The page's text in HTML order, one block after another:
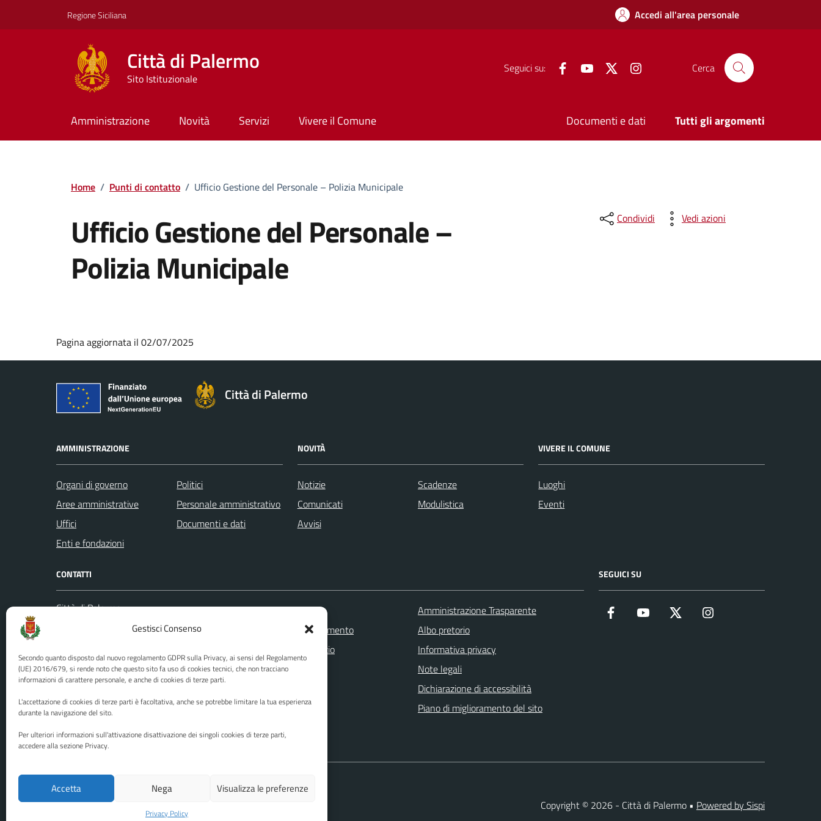
Gestisci Consenso
Secondo quanto disposto dal nuovo regolamento GDPR sulla Privacy, ai sensi del Regolamento
(UE) 2016/679, si rende noto che questo sito fa uso di cookies tecnici, che non tracciano
informazioni di carattere personale, e anche di cookies di terze parti.
L'accettazione di cookies di terze parti è facoltativa, anche se potrebbe limitare la tua esperienza
durante la navigazione del sito.
Per ulteriori informazioni sull'attivazione disattivazione dei singoli cookies di terze parti,
accedere alla sezione Privacy.
Accetta Nega Visualizza le preferenze
Privacy Policy
Regione Siciliana Accedi all'area personale
Città di Palermo
Sito Istituzionale
Seguici su: FacebookYouTube Twitter Cerca
Amministrazione Novità Servizi Vivere il Comune Documenti e dati Tutti gli argomenti
Home / Punti di contatto / Ufficio Gestione del Personale – Polizia Municipale
Ufficio Gestione del Personale –
Polizia Municipale
Condividi Vedi azioni
Pagina aggiornata il 02/07/2025
Città di Palermo
AMMINISTRAZIONE
Organi di governo
Aree amministrative
Uffici
Enti e fondazioni
Politici
Personale amministrativo
Documenti e dati
NOVITÀ
Notizie
Comunicati
Avvisi
Scadenze
Modulistica
VIVERE IL COMUNE
Luoghi
Eventi
CONTATTI
Città di Palermo
Codice fiscale / P. IVA:80016350821
U.O. Ufficio Relazioni con il Pubblico
(URP)
Numero verde: 0917401111
PEC:protocollo@cert.comune.palermo.it
Leggi le FAQ
Prenotazione appuntamento
Segnalazione disservizio
Richiesta assistenza
Amministrazione Trasparente
Albo pretorio
Informativa privacy
Note legali
Dichiarazione di accessibilità
Piano di miglioramento del sito
SEGUICI SU
Facebook YouTube Twitter
Media policy
Mappa del sito
Copyright © 2026 - Città di Palermo • Powered by Sispi